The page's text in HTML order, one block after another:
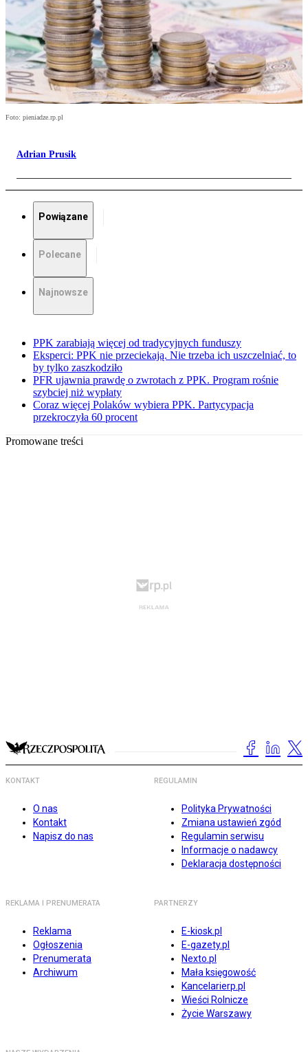
Foto: pieniadze.rp.pl
Adrian Prusik
Powiązane
Polecane
Najnowsze
PPK zarabiają więcej od tradycyjnych funduszy
Eksperci: PPK nie przeciekają. Nie trzeba ich uszczelniać, to
by tylko zaszkodziło
PFR ujawnia prawdę o zwrotach z PPK. Program rośnie
szybciej niż wypłaty
Coraz więcej Polaków wybiera PPK. Partycypacja
przekroczyła 60 procent
Promowane treści
KONTAKT
O nas
Kontakt
Napisz do nas
REGULAMIN
Polityka Prywatności
Zmiana ustawień zgód
Regulamin serwisu
Informacje o nadawcy
Deklaracja dostępności
REKLAMA I PRENUMERATA
Reklama
Ogłoszenia
Prenumerata
Archiwum
PARTNERZY
E-kiosk.pl
E-gazety.pl
Nexto.pl
Mała księgowość
Kancelarierp.pl
Wieści Rolnicze
Życie Warszawy